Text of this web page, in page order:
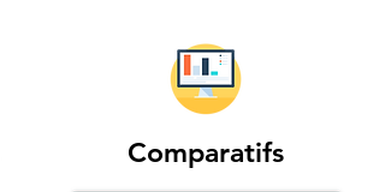
Comparatifs